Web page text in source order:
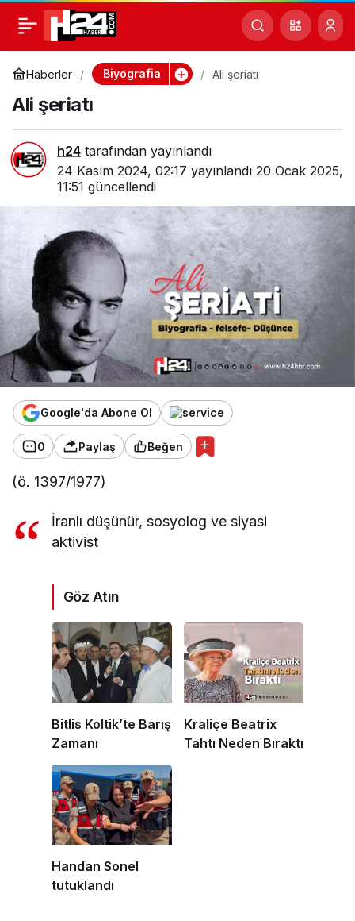
Haberler Biyografia Ali şeriatı
Ali şeriatı
h24 tarafından yayınlandı
24 Kasım 2024, 02:17 yayınlandı 20 Ocak 2025,
11:51 güncellendi
Google'da Abone Ol
0 Paylaş Beğen
(ö. 1397/1977)
İranlı düşünür, sosyolog ve siyasi
aktivist
Göz Atın
Bitlis Koltik’te Barış
Zamanı
Kraliçe Beatrix
Tahtı Neden Bıraktı
Handan Sonel
tutuklandı
Ali şeriatı 0